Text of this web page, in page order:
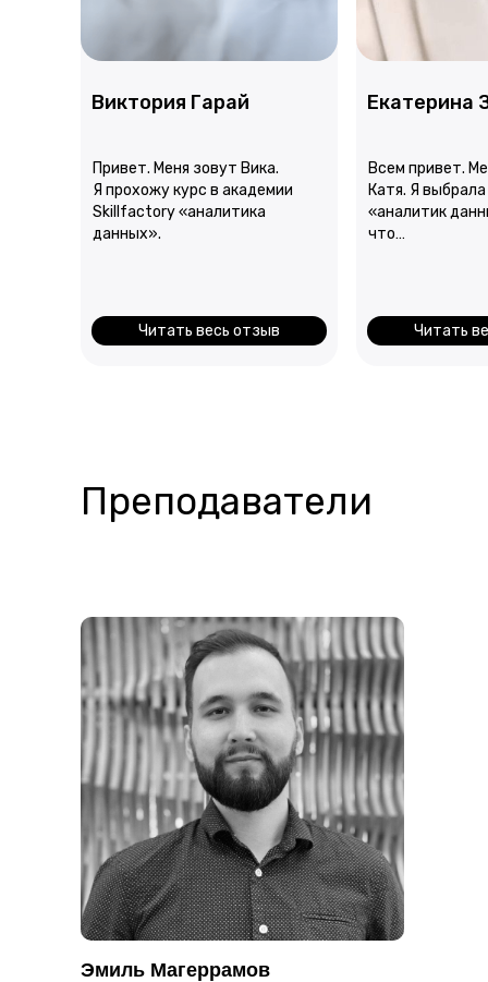
Екатерина
Всем привет.
Катя. Я выбрала
«аналитик
что…
Читать
Виктория Гарай
Привет. Меня зовут Вика.
Я прохожу курс в академии
Skillfactory «аналитика
данных».
Читать весь отзыв
Преподаватели
Эмиль Магеррамов